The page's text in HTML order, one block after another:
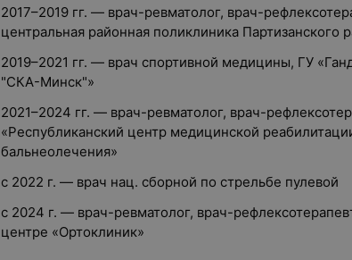
2017–2019 гг. — врач-ревматолог, врач-
центральная районная поликлиника Партизанского
2019–2021 гг. — врач спортивной медицины, ГУ
"СКА-Минск"»
2021–2024 гг. — врач-ревматолог, врач-
«Республиканский центр медицинской
бальнеолечения»
с 2022 г. — врач нац. сборной по стрельбе пулевой
с 2024 г. — врач-ревматолог, врач-
центре «Ортоклиник»